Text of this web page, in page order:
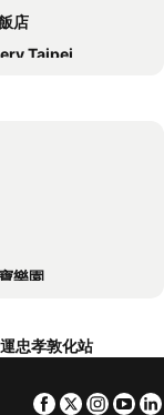
店
Taipei
孝館
飯店 台北忠孝
Hotel Taipei Ximen
Taipei City Xinzhuang
Songshan Airport
樂園
忠孝敦化站
Facebook
Twitter